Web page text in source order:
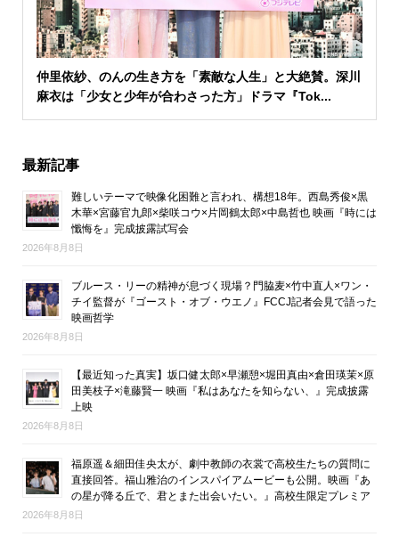
仲里依紗、のんの生き方を「素敵な人生」と大絶賛。深川
麻衣は「少女と少年が合わさった方」ドラマ『Tok...
最新記事
難しいテーマで映像化困難と言われ、構想18年。西島秀俊×黒
木華×宮藤官九郎×柴咲コウ×片岡鶴太郎×中島哲也 映画『時には
懺悔を』完成披露試写会
2026年8月8日
ブルース・リーの精神が息づく現場？門脇麦×竹中直人×ワン・
チイ監督が『ゴースト・オブ・ウエノ』FCCJ記者会見で語った
映画哲学
2026年8月8日
【最近知った真実】坂口健太郎×早瀬憩×堀田真由×倉田瑛茉×原
田美枝子×滝藤賢一 映画『私はあなたを知らない、』完成披露
上映
2026年8月8日
福原遥＆細田佳央太が、劇中教師の衣裳で高校生たちの質問に
直接回答。福山雅治のインスパイアムービーも公開。映画『あ
の星が降る丘で、君とまた出会いたい。』高校生限定プレミア
2026年8月8日